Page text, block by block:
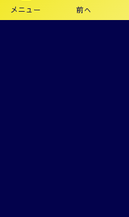
メニュー 前へ